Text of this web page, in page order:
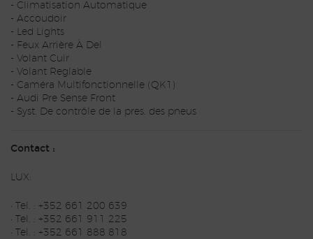
- Climatisation Automatique
- Accoudoir
- Led Lights
- Feux Arrière À Del
- Volant Cuir
- Volant Reglable
- Caméra Multifonctionnelle (QK1)
- Audi Pre Sense Front
- Syst. De contrôle de la pres. des pneus
Contact :
LUX:
• Tel. : +352 661 200 639
• Tel. : +352 661 911 225
• Tel. : +352 661 888 818